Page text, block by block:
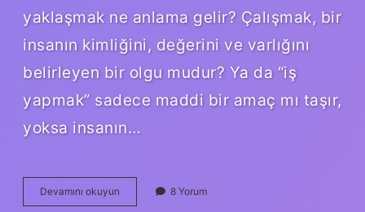
yaklaşmak ne anlama gelir? Çalışmak, bir
insanın kimliğini, değerini ve varlığını
belirleyen bir olgu mudur? Ya da “iş
yapmak” sadece maddi bir amaç mı taşır,
yoksa insanın…
Devamını okuyun
yapan
8 Yorum